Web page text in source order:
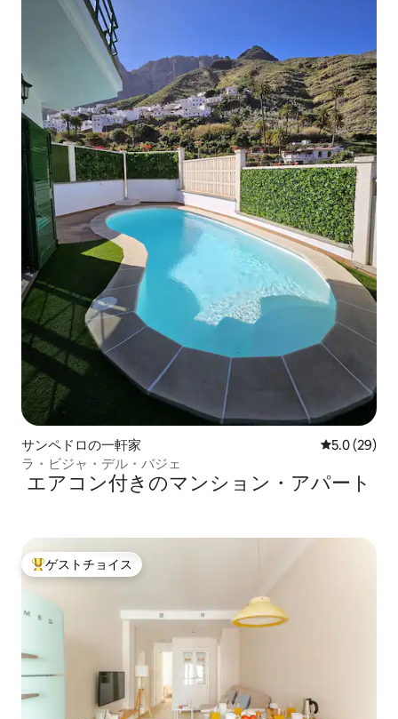
サンペドロの一軒家 レビュー29
5.0 (29)
ラ・ビジャ・デル・バジェ
エアコン付きのマンション・アパート
大好評のゲストチョイスです。
ゲストチョイス